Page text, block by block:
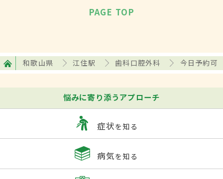
PAGE TOP
和歌山県 江住駅 歯科口腔外科 今日予約可
悩みに寄り添うアプローチ
症状を知る
病気を知る